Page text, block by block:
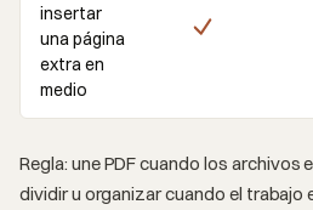
insertar
una página
extra en
medio
Regla: une PDF cuando los archivos
dividir u organizar cuando el trabajo